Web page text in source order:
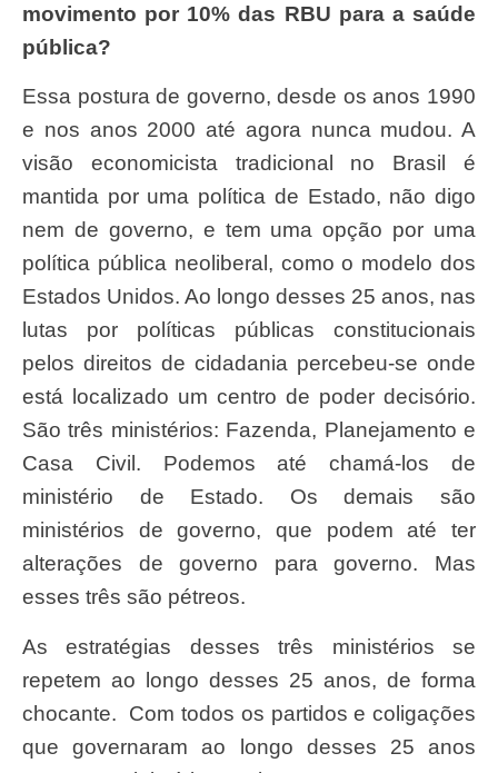
movimento por 10% das RBU para a saúde
pública?
Essa postura de governo, desde os anos 1990
e nos anos 2000 até agora nunca mudou. A
visão economicista tradicional no Brasil é
mantida por uma política de Estado, não digo
nem de governo, e tem uma opção por uma
política pública neoliberal, como o modelo dos
Estados Unidos. Ao longo desses 25 anos, nas
lutas por políticas públicas constitucionais
pelos direitos de cidadania percebeu-se onde
está localizado um centro de poder decisório.
São três ministérios: Fazenda, Planejamento e
Casa Civil. Podemos até chamá-los de
ministério de Estado. Os demais são
ministérios de governo, que podem até ter
alterações de governo para governo. Mas
esses três são pétreos.
As estratégias desses três ministérios se
repetem ao longo desses 25 anos, de forma
chocante. Com todos os partidos e coligações
que governaram ao longo desses 25 anos